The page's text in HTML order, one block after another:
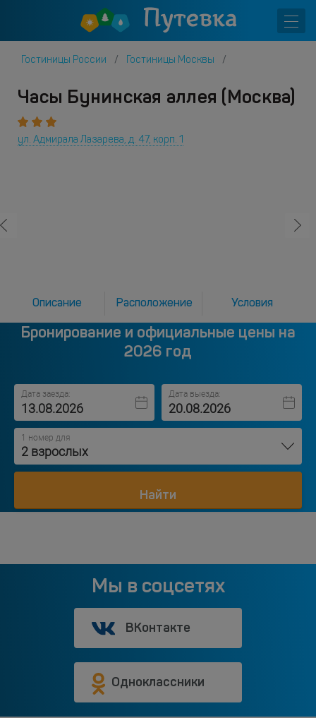
Гостиницы России Гостиницы Москвы
Часы Бунинская аллея (Москва)
ул. Адмирала Лазарева, д. 47, корп. 1
Описание Расположение Условия
Бронирование и официальные цены на
2026 год
Дата заезда: Дата выезда:
1 номер для
2 взрослых
Найти
Мы в соцсетях
ВКонтакте
Одноклассники